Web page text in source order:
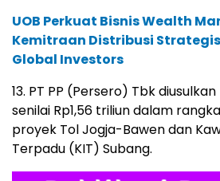
UOB Perkuat Bisnis Wealth
Kemitraan Distribusi
Global Investors
13. PT PP (Persero) Tbk
senilai Rp1,56 triliun dalam
proyek Tol Jogja-Bawen dan
Terpadu (KIT) Subang.